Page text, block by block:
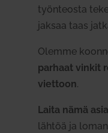
työn­teosta
jaksaa taas
Olemme
parhaat vinkit
viettoon.
Laita nämä
lähtöä ja